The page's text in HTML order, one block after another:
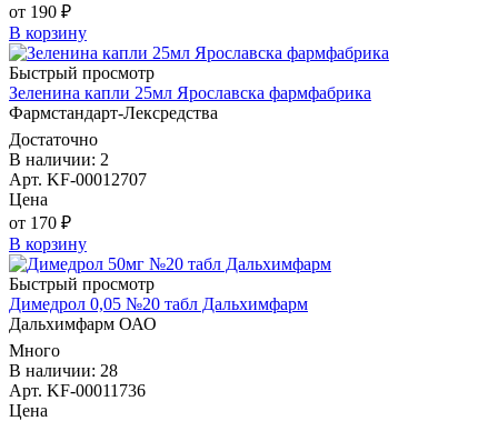
от 190 ₽
В корзину
Быстрый просмотр
Зеленина капли 25мл Ярославска фармфабрика
Фармстандарт-Лексредства
Достаточно
В наличии: 2
Арт. KF-00012707
Цена
от 170 ₽
В корзину
Быстрый просмотр
Димедрол 0,05 №20 табл Дальхимфарм
Дальхимфарм ОАО
Много
В наличии: 28
Арт. KF-00011736
Цена